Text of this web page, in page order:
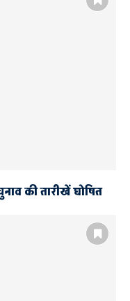
की तारीखें घोषित